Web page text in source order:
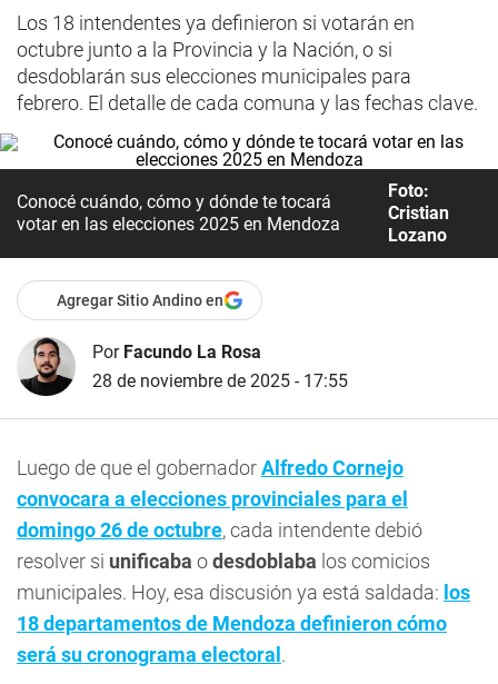
Los 18 intendentes ya definieron si votarán en
octubre junto a la Provincia y la Nación, o si
desdoblarán sus elecciones municipales para
febrero. El detalle de cada comuna y las fechas clave.
Conocé cuándo, cómo y dónde te tocará
votar en las elecciones 2025 en Mendoza
Foto:
Cristian
Lozano
Agregar Sitio Andino en
Por Facundo La Rosa
28 de noviembre de 2025 - 17:55
Luego de que el gobernadorAlfredo Cornejo
convocara a elecciones provinciales para el
domingo 26 de octubre, cada intendente debió
resolver si unificaba odesdoblaba los comicios
municipales. Hoy, esa discusión ya está saldada: los
18 departamentos de Mendoza definieron cómo
será su cronograma electoral .